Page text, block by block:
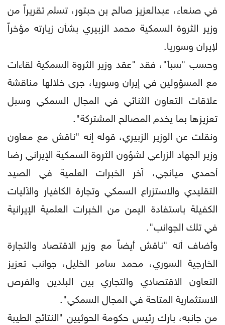
في صنعاء، عبدالعزيز صالح بن حبتور، تسلم تقريراً من
وزير الثروة السمكية محمد الزبيري بشأن زيارته مؤخراً
لإيران وسوريا.
وحسب "سبأ"، فقد "عقد وزير الثروة السمكية لقاءات
مع المسؤولين في إيران وسوريا، جرى خلالها مناقشة
علاقات التعاون الثنائي في المجال السمكي وسبل
تعزيزها بما يخدم المصالح المشتركة".
ونقلت عن الوزير الزبيري، قوله إنه "ناقش مع معاون
وزير الجهاد الزراعي لشؤون الثروة السمكية الإيراني رضا
أحمدي ميانجي، آخر الخبرات العلمية في الصيد
التقليدي والاستزراع السمكي وتجارة الكافيار والآليات
الكفيلة باستفادة اليمن من الخبرات العلمية الإيرانية
في تلك الجوانب".
وأضاف أنه "ناقش أيضاً مع وزير الاقتصاد والتجارة
الخارجية السوري، محمد سامر الخليل، جوانب تعزيز
التعاون الاقتصادي والتجاري بين البلدين والفرص
الاستثمارية المتاحة في المجال السمكي".
من جانبه، بارك رئيس حكومة الحوثيين "النتائج الطيبة